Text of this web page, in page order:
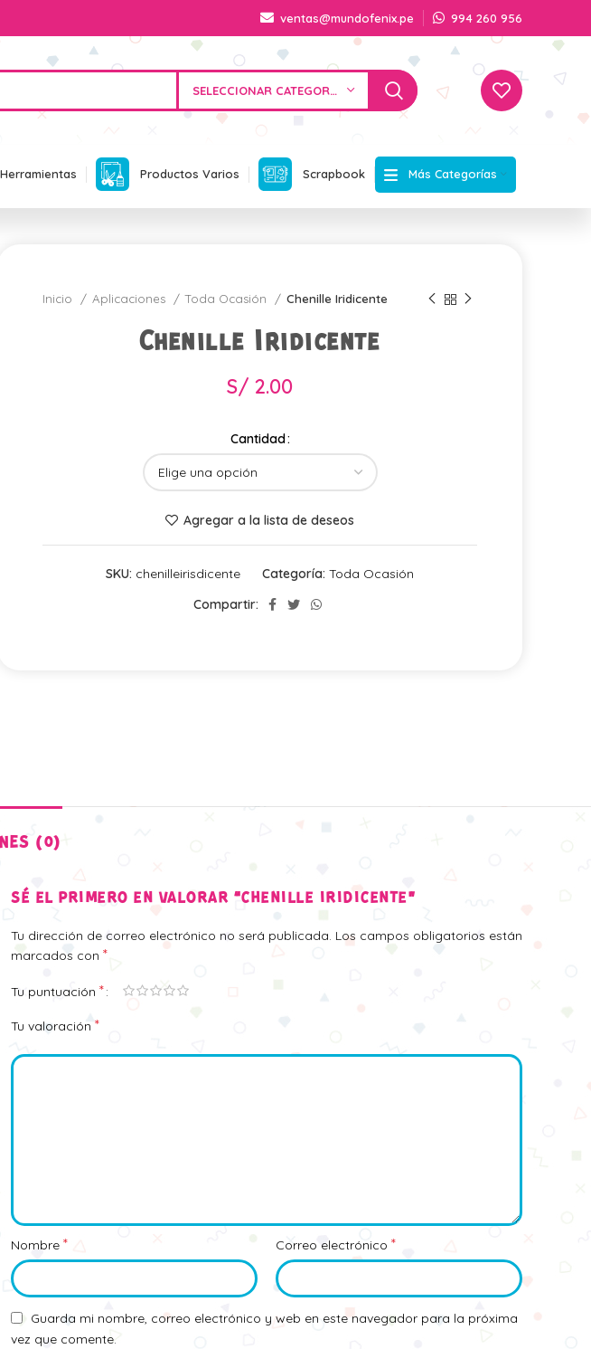
ventas@mundofenix.pe 994 260 956
SELECCIONAR CATEGORÍA
Herramientas Productos Varios Scrapbook Más Categorías
Inicio Aplicaciones Toda Ocasión Chenille Iridicente
Chenille Iridicente
S/ 2.00
Cantidad
Agregar a la lista de deseos
SKU: chenilleirisdicente Categoría: Toda Ocasión
Compartir:
(0)
SÉ EL PRIMERO EN VALORAR “CHENILLE IRIDICENTE”
Tu dirección de correo electrónico no será publicada. Los campos obligatorios están
marcados con *
Tu puntuación *
Tu valoración *
Nombre * Correo electrónico *
Guarda mi nombre, correo electrónico y web en este navegador para la próxima
vez que comente.